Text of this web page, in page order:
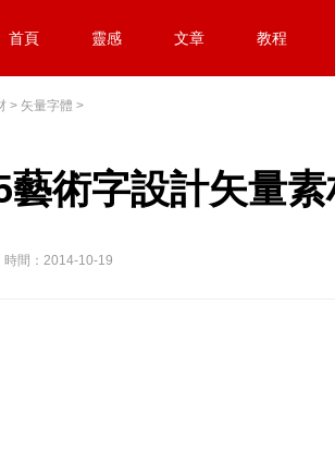
首頁 靈感 文章 教程
> 矢量字體 >
藝術字設計矢量
間：2014-10-19